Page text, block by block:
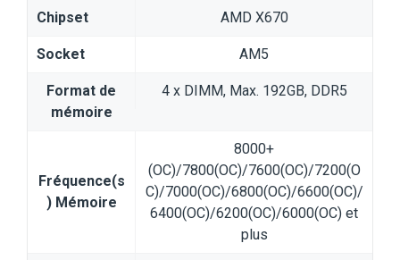
Chipset AMD X670
Socket AM5
Format de
mémoire
4 x DIMM, Max. 192GB, DDR5
Fréquence(s
) Mémoire
8000+
(OC)/7800(OC)/7600(OC)/7200(O
C)/7000(OC)/6800(OC)/6600(OC)/
6400(OC)/6200(OC)/6000(OC) et
plus